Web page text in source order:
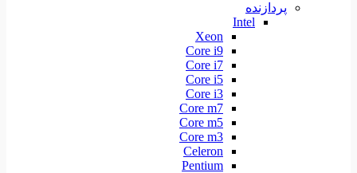
پردازنده
Intel
Xeon
Core i9
Core i7
Core i5
Core i3
Core m7
Core m5
Core m3
Celeron
Pentium